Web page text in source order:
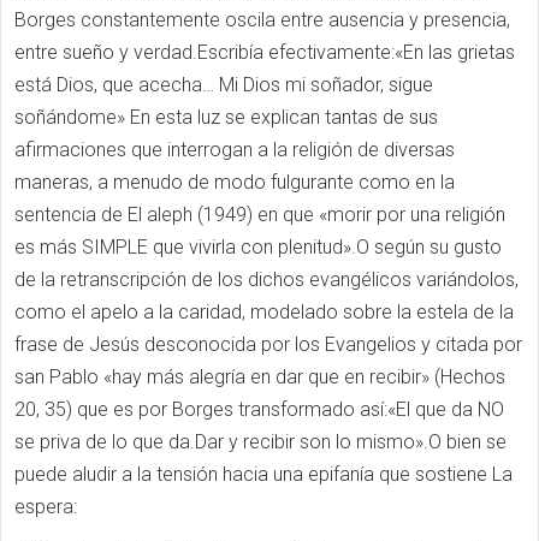
Borges constantemente oscila entre ausencia y presencia,
entre sueño y verdad.Escribía efectivamente:«En las grietas
está Dios, que acecha… Mi Dios mi soñador, sigue
soñándome» En esta luz se explican tantas de sus
afirmaciones que interrogan a la religión de diversas
maneras, a menudo de modo fulgurante como en la
sentencia de El aleph (1949) en que «morir por una religión
es más SIMPLE que vivirla con plenitud».O según su gusto
de la retranscripción de los dichos evangélicos variándolos,
como el apelo a la caridad, modelado sobre la estela de la
frase de Jesús desconocida por los Evangelios y citada por
san Pablo «hay más alegría en dar que en recibir» (Hechos
20, 35) que es por Borges transformado así:«El que da NO
se priva de lo que da.Dar y recibir son lo mismo».O bien se
puede aludir a la tensión hacia una epifanía que sostiene La
espera: